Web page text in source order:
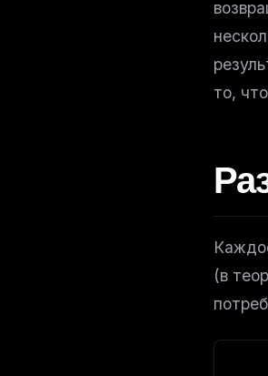
то,
(в